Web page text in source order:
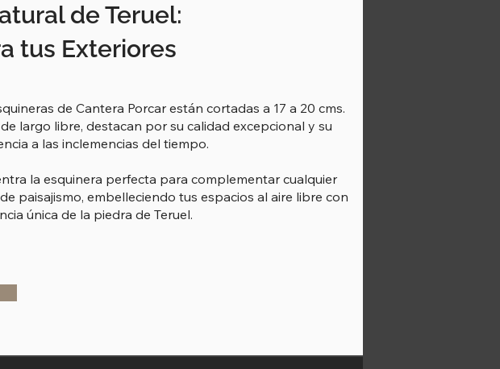
de Teruel:
tus Exteriores
de Cantera Porcar están cortadas a 17 a 20 cms.
largo libre, destacan por su calidad excepcional y su
a las inclemencias del tiempo.
la esquinera perfecta para complementar cualquier
paisajismo, embelleciendo tus espacios al aire libre con
única de la piedra de Teruel.